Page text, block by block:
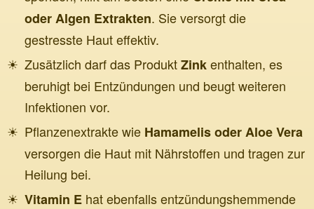
oder Algen Extrakten. Sie versorgt die
gestresste Haut effektiv.
Zusätzlich darf das ProduktZinkenthalten, es
beruhigt bei Entzündungen und beugt weiteren
Infektionen vor.
Pflanzenextrakte wie Hamamelis oder Aloe Vera
versorgen die Haut mit Nährstoffen und tragen zur
Heilung bei.
Vitamin E hat ebenfalls entzündungshemmende